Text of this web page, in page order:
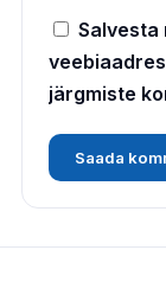
Salvesta
järgmiste